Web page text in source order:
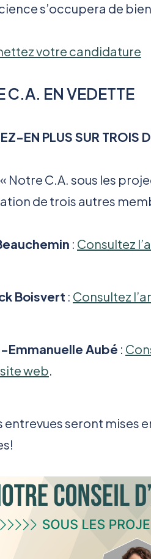
s’occupera de
votre candidature
C.A. EN VEDETTE
EN PLUS SUR TROIS
Notre C.A. sous les
de trois autres
: Consultez
Boisvert : Consultez
Emmanuelle Aubé :
web.
entrevues seront mises